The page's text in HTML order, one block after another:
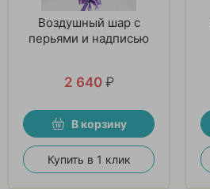
Воздушный шар с
перьями и надписью
2 640 ₽
В корзину
Купить в 1 клик